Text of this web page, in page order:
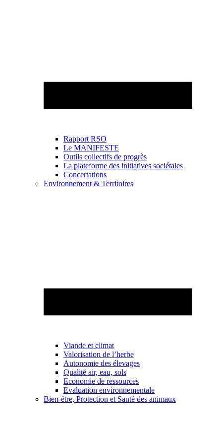
Rapport RSO
Le MANIFESTE
Outils collectifs de progrès
La plateforme des initiatives sociétales
Concertations
Environnement & Territoires
Viande et climat
Valorisation de l’herbe
Autonomie des élevages
Qualité air, eau, sols
Economie de ressources
Evaluation environnementale
Bien-être, Protection et Santé des animaux